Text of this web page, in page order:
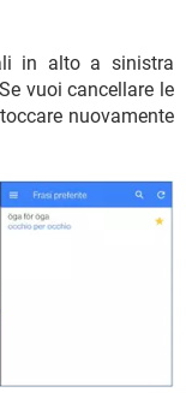
in alto a sinistra
vuoi cancellare le
nuovamente